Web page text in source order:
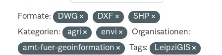
Formate: DWG DXF
SHP
Kategorien:
agri envi
Organisationen:
amt-fuer-geoinformation
Tags:
LeipziGIS